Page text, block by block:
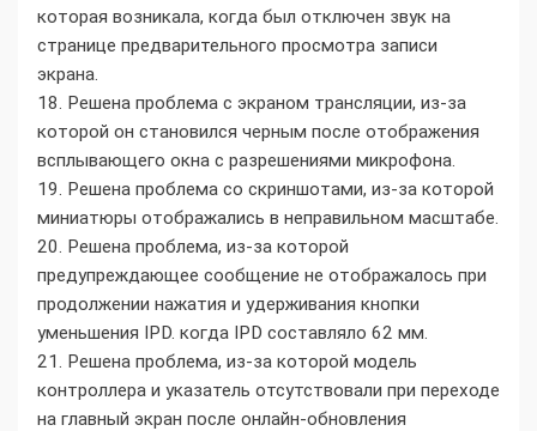
которая возникала, когда был отключен звук на
странице предварительного просмотра записи
экрана.
18. Решена проблема с экраном трансляции, из-за
которой он становился черным после отображения
всплывающего окна с разрешениями микрофона.
19. Решена проблема со скриншотами, из-за которой
миниатюры отображались в неправильном масштабе.
20. Решена проблема, из-за которой
предупреждающее сообщение не отображалось при
продолжении нажатия и удерживания кнопки
уменьшения IPD. когда IPD составляло 62 мм.
21. Решена проблема, из-за которой модель
контроллера и указатель отсутствовали при переходе
на главный экран после онлайн-обновления